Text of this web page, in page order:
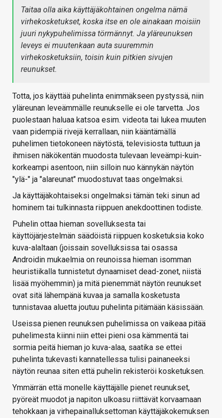
Taitaa olla aika käyttäjäkohtainen ongelma nämä
virhekosketukset, koska itse en ole ainakaan moisiin
juuri nykypuhelimissa törmännyt. Ja yläreunuksen
leveys ei muutenkaan auta suuremmin
virhekosketuksiin, toisin kuin pitkien sivujen
reunukset.
Totta, jos käyttää puhelinta enimmäkseen pystyssä, niin
yläreunan leveämmälle reunukselle ei ole tarvetta. Jos
puolestaan haluaa katsoa esim. videota tai lukea muuten
vaan pidempiä rivejä kerrallaan, niin kääntämällä
puhelimen tietokoneen näytöstä, televisiosta tuttuun ja
ihmisen näkökentän muodosta tulevaan leveämpi-kuin-
korkeampi asentoon, niin silloin nuo kännykän näytön
"ylä-" ja "alareunat" muodostuvat taas ongelmaksi.
Ja käyttäjäkohtaiseksi ongelmaksi tämän teki sinun ad
hominem tai tulkinnasta riippuen anekdoottinen todiste.
Puhelin ottaa hieman sovelluksesta tai
käyttöjärjestelmän säädöistä riippuen kosketuksia koko
kuva-alaltaan (joissain sovelluksissa tai osassa
Androidin mukaelmia on reunoissa hieman isomman
heuristiikalla tunnistetut dynaamiset dead-zonet, niistä
lisää myöhemmin) ja mitä pienemmät näytön reunukset
ovat sitä lähempänä kuvaa ja samalla kosketusta
tunnistavaa aluetta joutuu puhelinta pitämään käsissään.
Useissa pienen reunuksen puhelimissa on vaikeaa pitää
puhelimesta kiinni niin ettei pieni osa kämmentä tai
sormia peitä hieman jo kuva-alaa, saatika se ettei
puhelinta tukevasti kannatellessa tulisi painaneeksi
näytön reunaa siten että puhelin rekisteröi kosketuksen.
Ymmärrän että monelle käyttäjälle pienet reunukset,
pyöreät muodot ja napiton ulkoasu riittävät korvaamaan
tehokkaan ja virhepainalluksettoman käyttäjäkokemuksen